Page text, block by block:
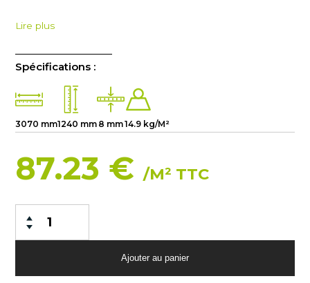
Lire plus
Spécifications :
3070 mm1240 mm 8 mm14.9 kg/M²
87.23 €/M² TTC